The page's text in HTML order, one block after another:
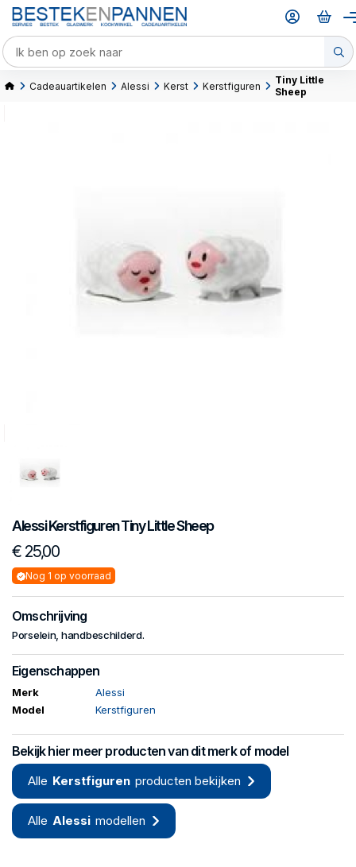
Cadeauartikelen Alessi Kerst Kerstfiguren
Tiny Little
Sheep
AlessiKerstfigurenTiny Little Sheep
€ 25,00
Nog 1 op voorraad
Omschrijving
Porselein, handbeschilderd.
Eigenschappen
Merk
Alessi
Model
Kerstfiguren
Bekijk hier meer producten van dit merk of model
Alle Kerstfiguren producten bekijken
Alle Alessi modellen